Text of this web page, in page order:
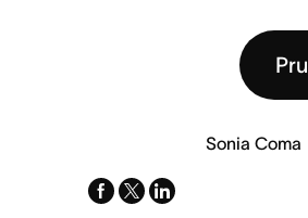
Sonia Coma
facebook
x-
linkedin